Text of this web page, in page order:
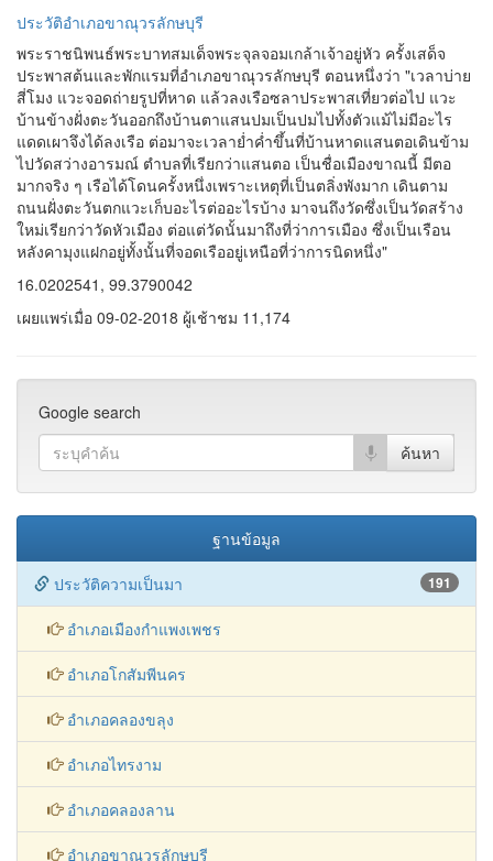
ประวัติอำเภอขาณุวรลักษบุรี
พระราชนิพนธ์พระบาทสมเด็จพระจุลจอมเกล้าเจ้าอยู่หัว ครั้งเสด็จ
ประพาสต้นและพักแรมที่อำเภอขาณุวรลักษบุรี ตอนหนึ่งว่า "เวลาบ่าย
สี่โมง แวะจอดถ่ายรูปที่หาด แล้วลงเรือซลาประพาสเที่ยวต่อไป แวะ
บ้านข้างฝั่งตะวันออกถึงบ้านตาแสนปมเป็นปมไปทั้งตัวแม้ไม่มีอะไร
แดดเผาจึงได้ลงเรือ ต่อมาจะเวลาย่ำค่ำขึ้นที่บ้านหาดแสนตอเดินข้าม
ไปวัดสว่างอารมณ์ ตำบลที่เรียกว่าแสนตอ เป็นชื่อเมืองขาณนี้ มีตอ
มากจริง ๆ เรือได้โดนครั้งหนึ่งเพราะเหตุที่เป็นตลิ่งพังมาก เดินตาม
ถนนฝั่งตะวันตกแวะเก็บอะไรต่ออะไรบ้าง มาจนถึงวัดซึ่งเป็นวัดสร้าง
ใหม่เรียกว่าวัดหัวเมือง ต่อแต่วัดนั้นมาถึงที่ว่าการเมือง ซึ่งเป็นเรือน
หลังคามุงแฝกอยู่ทั้งนั้นที่จอดเรืออยู่เหนือที่ว่าการนิดหนึ่ง"
16.0202541, 99.3790042
เผยแพร่เมื่อ 09-02-2018 ผู้เช้าชม 11,174
Google search
ฐานข้อมูล
191
ประวัติความเป็นมา
อำเภอเมืองกำแพงเพชร
อำเภอโกสัมพีนคร
อำเภอคลองขลุง
อำเภอไทรงาม
อำเภอคลองลาน
อำเภอขาณุวรลักษบุรี